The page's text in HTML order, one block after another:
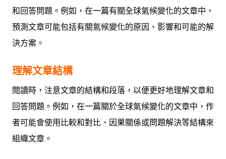
和回答問題。例如，在一篇有關全球氣候變化的文章中，
預測文章可能包括有關氣候變化的原因、影響和可能的解
決方案。
理解文章結構
閱讀時，注意文章的結構和段落，以便更好地理解文章和
回答問題。例如，在一篇關於全球氣候變化的文章中，作
者可能會使用比較和對比、因果關係或問題解決等結構來
組織文章。